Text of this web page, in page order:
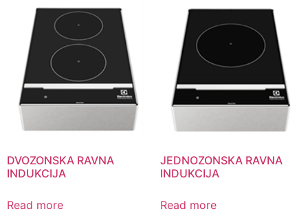
DVOZONSKA RAVNA
INDUKCIJA
Read more
JEDNOZONSKA RAVNA
INDUKCIJA
Read more